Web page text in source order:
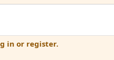
in or register.